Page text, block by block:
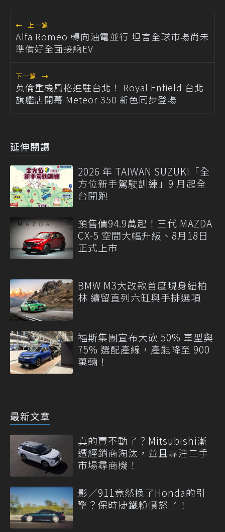
← 上一篇
Alfa Romeo 轉向油電並行 坦言全球市場尚未
準備好全面接納EV
下一篇 →
英倫重機風格進駐台北！ Royal Enfield 台北
旗艦店開幕 Meteor 350 新色同步登場
延伸閱讀
2026 年 TAIWAN SUZUKI「全
方位新手駕駛訓練」9 月起全
台開跑
預售價94.9萬起！三代 MAZDA
CX-5 空間大幅升級、8月18日
正式上市
BMW M3大改款首度現身紐柏
林 續留直列六缸與手排選項
福斯集團宣布大砍 50% 車型與
75% 選配產線，產能降至 900
萬輛！
最新文章
真的賣不動了？Mitsubishi漸
遭經銷商淘汰，並且專注二手
市場尋商機！
影／911竟然換了Honda的引
擎？保時捷鐵粉憤怒了！